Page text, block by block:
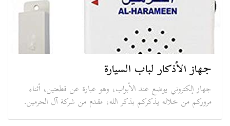
جهاز الأذكار لباب السيارة
جهاز إلكتروني يوضع عند الأبواب، وهو عبارة عن قطعتين، أثناء
مروركم من خلاله يذكركم بذكر الله، مقدم من شركة آل الحرمين.